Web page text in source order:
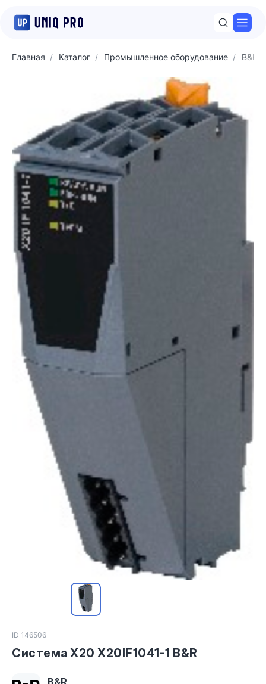
Главная Каталог Промышленное оборудование B&R
ID 146506
Система X20 X20IF1041-1 B&R
B&R